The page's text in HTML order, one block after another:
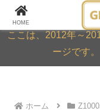
ここは、2012年～
ージです
ホーム
HOME